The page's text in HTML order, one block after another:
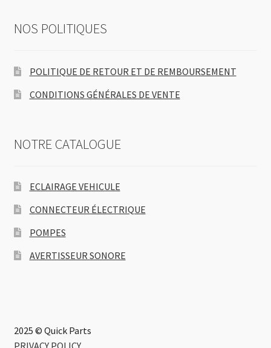
NOS POLITIQUES
POLITIQUE DE RETOUR ET DE REMBOURSEMENT
CONDITIONS GÉNÉRALES DE VENTE
NOTRE CATALOGUE
ECLAIRAGE VEHICULE
CONNECTEUR ÉLECTRIQUE
POMPES
AVERTISSEUR SONORE
2025 © Quick Parts